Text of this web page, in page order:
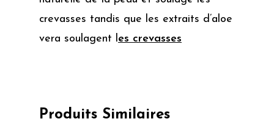
crevasses tandis que les extraits d’aloe
vera soulagent les crevasses
Produits Similaires